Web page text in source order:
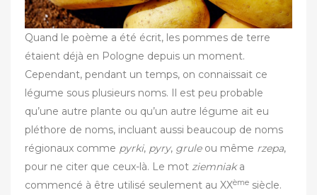
Quand le poème a été écrit, les pommes de terre
étaient déjà en Pologne depuis un moment.
Cependant, pendant un temps, on connaissait ce
légume sous plusieurs noms. Il est peu probable
qu’une autre plante ou qu’un autre légume ait eu
pléthore de noms, incluant aussi beaucoup de noms
régionaux comme pyrki, pyry, grule ou même rzepa,
pour ne citer que ceux-là. Le mot ziemniaka
commencé à être utilisé seulement au XXème siècle.